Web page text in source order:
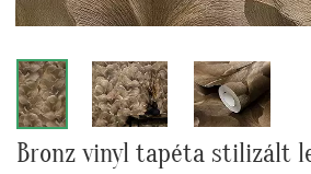
Bronz vinyl tapéta stilizált